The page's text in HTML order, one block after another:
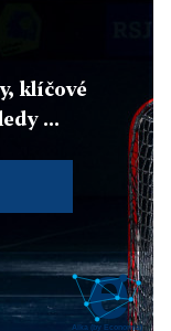
klíčové
...